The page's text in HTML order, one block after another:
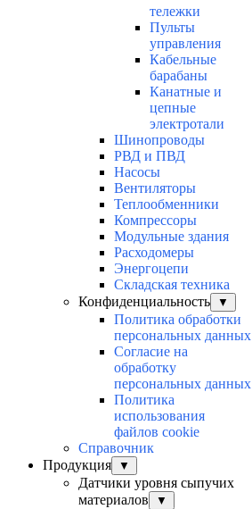
тележки
Пульты
управления
Кабельные
барабаны
Канатные и
цепные
электротали
Шинопроводы
РВД и ПВД
Насосы
Вентиляторы
Теплообменники
Компрессоры
Модульные здания
Расходомеры
Энергоцепи
Складская техника
Конфиденциальность
▼
Политика обработки
персональных данных
Согласие на
обработку
персональных данных
Политика
использования
файлов cookie
Справочник
Продукция
▼
Датчики уровня сыпучих
материалов
▼